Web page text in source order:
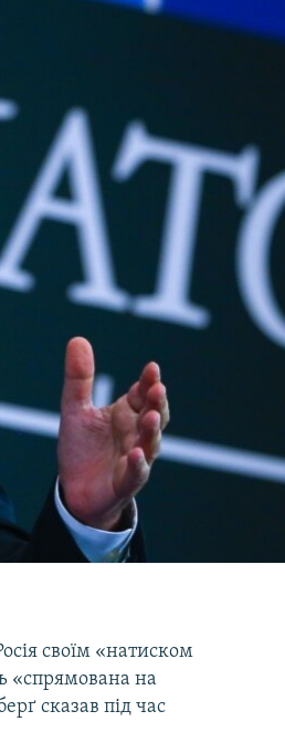
своїм «натиском
«спрямована на
сказав під час